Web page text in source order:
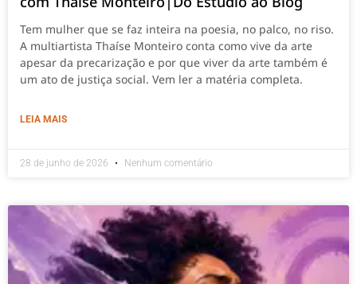
Tem mulher que se faz inteira na poesia, no palco, no riso.
A multiartista Thaíse Monteiro conta como vive da arte
apesar da precarização e por que viver da arte também é
um ato de justiça social. Vem ler a matéria completa.
LEIA MAIS
28 de junho de 2026 Nenhum comentário